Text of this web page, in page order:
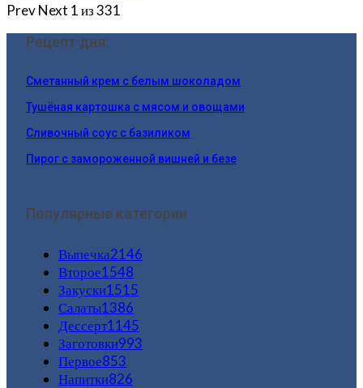
PrevNext 1 из 331
Рецепт дня:
Сметанный крем с белым шоколадом
Тушёная картошка с мясом и овощами
Сливочный соус с базиликом
Пирог с замороженной вишней и безе
Популярные категории
Выпечка2146
Второе1548
Закуски1515
Салаты1386
Дессерт1145
Заготовки993
Первое853
Напитки826